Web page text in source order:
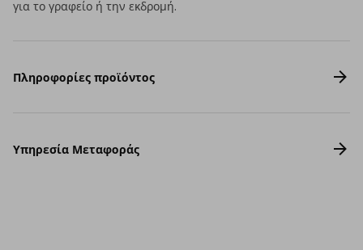
για το γραφείο ή την εκδρομή.
Πληροφορίες προϊόντος
Υπηρεσία Μεταφοράς